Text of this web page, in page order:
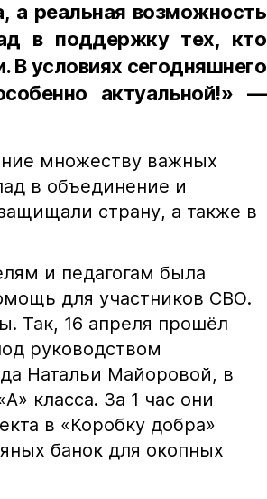
а реальная возможность
в поддержку тех, кто
В условиях сегодняшнего
актуальной!» —
множеству важных
в объединение и
страну, а также в
и педагогам была
для участников СВО.
Так, 16 апреля прошёл
руководством
Натальи Майоровой, в
класса. За 1 час они
в «Коробку добра»
банок для окопных